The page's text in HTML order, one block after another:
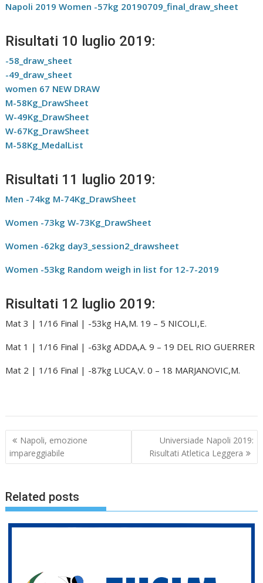
Napoli 2019 Women -57kg 20190709_final_draw_sheet
Risultati 10 luglio 2019:
-58_draw_sheet
-49_draw_sheet
women 67 NEW DRAW
M-58Kg_DrawSheet
W-49Kg_DrawSheet
W-67Kg_DrawSheet
M-58Kg_MedalList
Risultati 11 luglio 2019:
Men -74kg M-74Kg_DrawSheet
Women -73kg W-73Kg_DrawSheet
Women -62kg day3_session2_drawsheet
Women -53kg Random weigh in list for 12-7-2019
Risultati 12 luglio 2019:
Mat 3 | 1/16 Final | -53kg HA,M. 19 – 5 NICOLI,E.
Mat 1 | 1/16 Final | -63kg ADDA,A. 9 – 19 DEL RIO GUERRER
Mat 2 | 1/16 Final | -87kg LUCA,V. 0 – 18 MARJANOVIC,M.
Navigazione
articoli
Napoli, emozione
impareggiabile
Universiade Napoli 2019:
Risultati Atletica Leggera
Related posts